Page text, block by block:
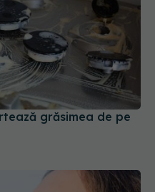
grăsimea de pe